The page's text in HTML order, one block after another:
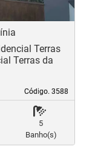
Código. 3588
Código. 3588
Terras
Terras da
5
Banho(s)